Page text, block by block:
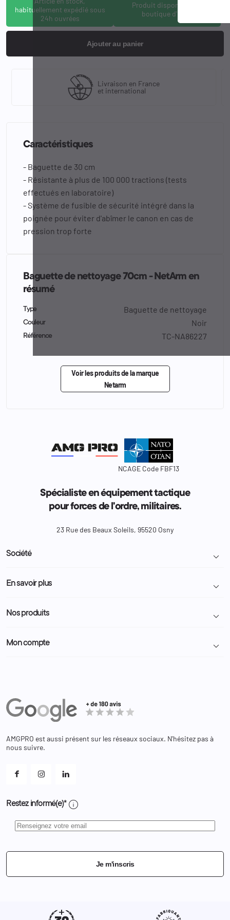
habituellement expédié sous
24h ouvrées
Produit disponible à la
boutique d'Osny
Ajouter au panier
Livraison en France
et international
Caractéristiques
- Baguette de 30 cm
- Résistante à plus de 100 000 tractions (tests
effectués en laboratoire)
- Système de fusible de sécurité intégré dans la
poignée pour éviter d'abîmer le canon en cas de
pression trop forte
Baguette de nettoyage 70cm - NetArm en
résumé
Type Baguette de nettoyage
Couleur Noir
Référence TC-NA86227
Voir les produits de la marque
Netarm
NCAGE Code FBF13
Spécialiste en équipement tactique
pour forces de l'ordre, militaires.
23 Rue des Beaux Soleils, 95520 Osny
Société 
Livraison et retour colis
Demande de devis
Nous contacter
En savoir plus 
Programme Fidélité
Administration
Nos produits 
Police Municipale | ASVP
Equipements
Bagagerie
Mon compte 
Adresses
Bons de réduction
Et les cookies ?
AMGPRO est aussi présent sur les réseaux sociaux. N'hésitez pas à
nous suivre.
Restez informé(e)* info
Je m'inscris